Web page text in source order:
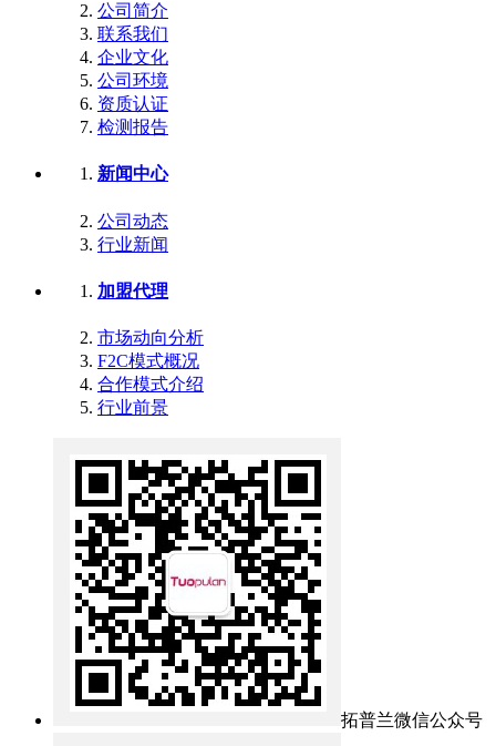
公司简介
联系我们
企业文化
公司环境
资质认证
检测报告
新闻中心
公司动态
行业新闻
加盟代理
市场动向分析
F2C模式概况
合作模式介绍
行业前景
拓普兰微信公众号